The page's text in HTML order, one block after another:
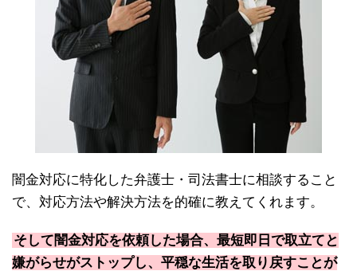
闇金対応に特化した弁護士・司法書士に相談すること
で、対応方法や解決方法を的確に教えてくれます。
そして闇金対応を依頼した場合、最短即日で取立てと
嫌がらせがストップし、平穏な生活を取り戻すことが